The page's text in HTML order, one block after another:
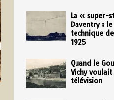
La « super-
Daventry :
technique
1925
Quand le
Vichy
télévision